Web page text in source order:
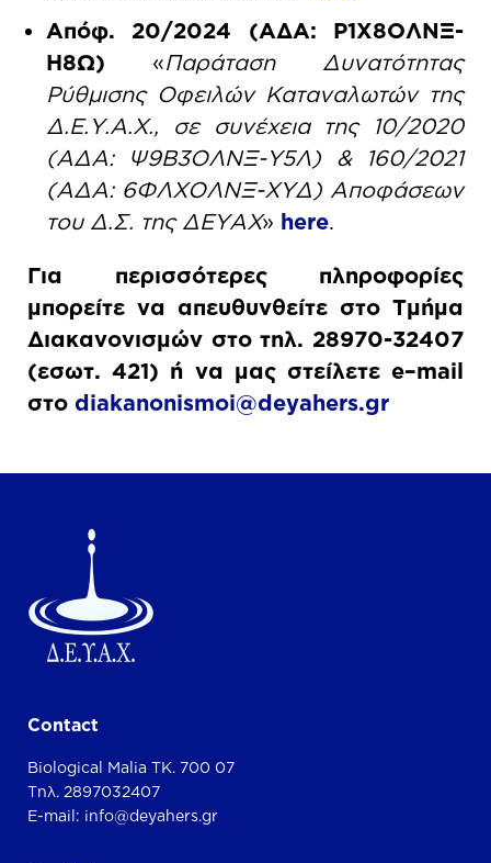
Απόφ. 20/2024 (ΑΔΑ: Ρ1Χ8ΟΛΝΞ-
Η8Ω) «Παράταση Δυνατότητας
Ρύθμισης Οφειλών Καταναλωτών της
Δ.Ε.Υ.Α.Χ., σε συνέχεια της 10/2020
(AΔΑ: Ψ9Β3ΟΛΝΞ-Υ5Λ) & 160/2021
(ΑΔΑ: 6ΦΛΧΟΛΝΞ-ΧΥΔ) Αποφάσεων
του Δ.Σ. της ΔΕΥΑΧ» here
Για περισσότερες πληροφορίες
μπορείτε να απευθυνθείτε στο Τμήμα
Διακανονισμών στο τηλ. 28970-32407
(εσωτ. 421) ή να μας στείλετε e–mail
στο diakanonismoi@deyahers.gr
Contact
Biological Malia TK. 700 07
Τηλ. 2897032407
E-mail: info@deyahers.gr